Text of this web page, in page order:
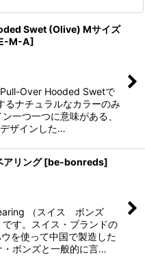
Swet (Olive) Mサイズ
M-A]
Over Hooded Swetで
るナチュラルなカラーのみ
一つ一つに意味がある、
ザインした…
リング [be-bonreds]
（スイス ボンズ
す。スイス・ブランドの
を使って中国で製造した
ボンズと一般的に言…